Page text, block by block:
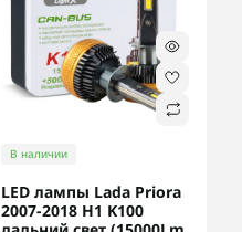
В наличии
LED лампы Lada Priora
2007-2018 H1 K100